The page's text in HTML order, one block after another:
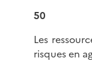
50
Les
risques en